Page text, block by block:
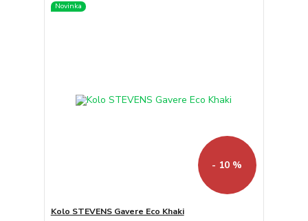
Novinka
- 10 %
Kolo STEVENS Gavere Eco Khaki